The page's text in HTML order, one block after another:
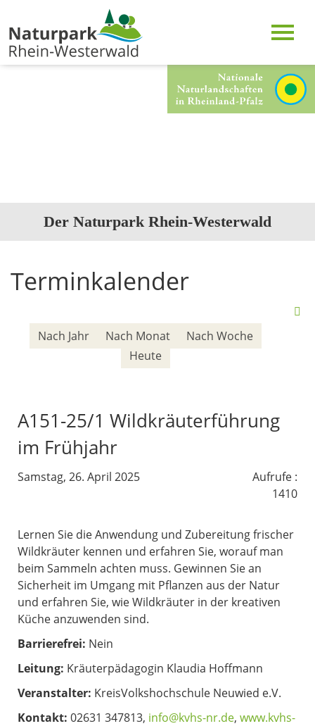
Der Naturpark Rhein-Westerwald
Terminkalender
Nach Jahr Nach Monat
Nach Woche
Heute
A151-25/1 Wildkräuterführung
im Frühjahr
Samstag, 26. April 2025 Aufrufe :
1410
Lernen Sie die Anwendung und Zubereitung frischer
Wildkräuter kennen und erfahren Sie, worauf man
beim Sammeln achten muss. Gewinnen Sie an
Sicherheit im Umgang mit Pflanzen aus der Natur
und erfahren Sie, wie Wildkräuter in der kreativen
Küche anzuwenden sind.
Barrierefrei: Nein
Leitung: Kräuterpädagogin Klaudia Hoffmann
Veranstalter: KreisVolkshochschule Neuwied e.V.
Kontakt: 02631 347813, info@kvhs-nr.de, www.kvhs-